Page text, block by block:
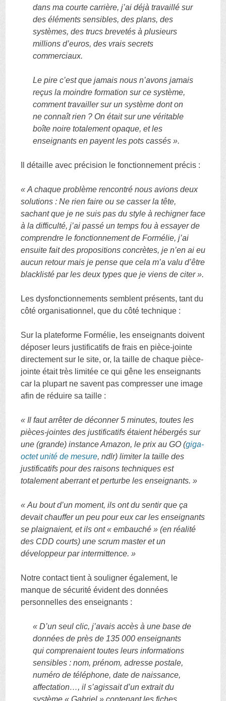
dans ma courte carrière, j’ai déjà travaillé sur
des éléments sensibles, des plans, des
systèmes, des trucs brevetés à plusieurs
millions d’euros, des vrais secrets
commerciaux.
Le pire c’est que jamais nous n’avons jamais
reçus la moindre formation sur ce système,
comment travailler sur un système dont on
ne connaît rien ? On était sur une véritable
boîte noire totalement opaque, et les
enseignants en payent les pots cassés ».
Il détaille avec précision le fonctionnement précis :
« A chaque problème rencontré nous avions deux
solutions : Ne rien faire ou se casser la tête,
sachant que je ne suis pas du style à rechigner face
à la difficulté, j’ai passé un temps fou à essayer de
comprendre le fonctionnement de Formélie, j’ai
ensuite fait des propositions concrètes, je n’en ai eu
aucun retour mais je pense que cela m’a valu d’être
blacklisté par les deux types que je viens de citer ».
Les dysfonctionnements semblent présents, tant du
côté organisationnel, que du côté technique :
Sur la plateforme Formélie, les enseignants doivent
déposer leurs justificatifs de frais en pièce-jointe
directement sur le site, or, la taille de chaque pièce-
jointe était très limitée ce qui gêne les enseignants
car la plupart ne savent pas compresser une image
afin de réduire sa taille :
« Il faut arrêter de déconner 5 minutes, toutes les
pièces-jointes des justificatifs étaient hébergés sur
une (grande) instance Amazon, le prix au GO (giga-
octet unité de mesure, ndlr) limiter la taille des
justificatifs pour des raisons techniques est
totalement aberrant et perturbe les enseignants. »
« Au bout d’un moment, ils ont du sentir que ça
devait chauffer un peu pour eux car les enseignants
se plaignaient, et ils ont « embauché » (en réalité
des CDD courts) une scrum master et un
développeur par intermittence. »
Notre contact tient à souligner également, le
manque de sécurité évident des données
personnelles des enseignants :
« D’un seul clic, j’avais accès à une base de
données de près de 135 000 enseignants
qui comprenaient toutes leurs informations
sensibles : nom, prénom, adresse postale,
numéro de téléphone, date de naissance,
affectation…, il s’agissait d’un extrait du
système « Gabriel » contenant les fiches